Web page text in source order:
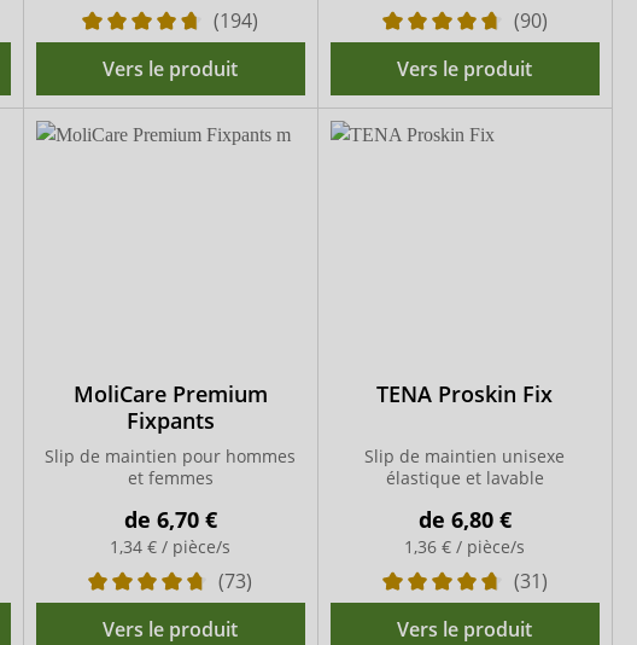
(194)
Vers le produit
(90)
Vers le produit
MoliCare Premium
Fixpants
Slip de maintien pour hommes
et femmes
de 6,70 €
1,34 € / pièce/s
(73)
Vers le produit
TENA Proskin Fix
Slip de maintien unisexe
élastique et lavable
de 6,80 €
1,36 € / pièce/s
(31)
Vers le produit